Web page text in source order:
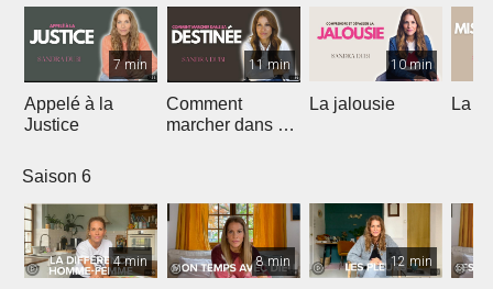
7 min
Appelé à la
Justice
11 min
Comment
marcher dans sa
10 min
La jalousie La
Saison 6
4 min 8 min 12 min